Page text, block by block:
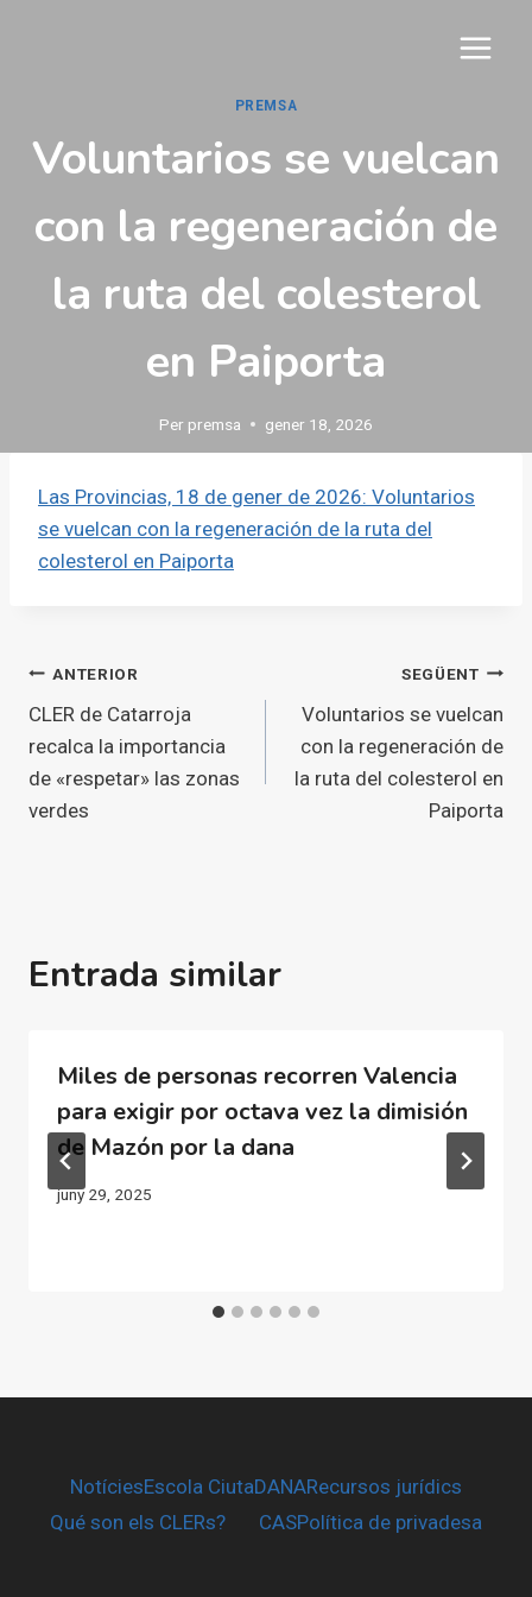
PREMSA
Voluntarios se vuelcan
con la regeneración de
la ruta del colesterol
en Paiporta
Per premsa gener 18, 2026
Las Provincias, 18 de gener de 2026: Voluntarios
se vuelcan con la regeneración de la ruta del
colesterol en Paiporta
Navegació
d'entrades
ANTERIOR
CLER de Catarroja
recalca la importancia
de «respetar» las zonas
verdes
SEGÜENT
Voluntarios se vuelcan
con la regeneración de
la ruta del colesterol en
Paiporta
Entrada similar
Miles de personas recorren Valencia
para exigir por octava vez la dimisión
de Mazón por la dana
juny 29, 2025
NotíciesEscola CiutaDANARecursos jurídics
Qué son els CLERs?
CASPolítica de privadesa